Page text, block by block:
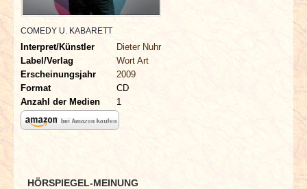
SPECIALS
REDAKTION
LINKS
ARCHIV
COMEDY U. KABARETT
Interpret/Künstler
Dieter Nuhr
Label/Verlag
Wort Art
Erscheinungsjahr
2009
Format
CD
Anzahl der Medien
1
HÖRSPIEGEL-MEINUNG